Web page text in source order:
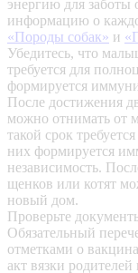
энергию для
информацию о
«Породы собак» и
Убедитесь, что
требуется для
формируется
После достижения
можно отнимать от
такой срок
них формируется
независимость.
щенков или котят
новый дом.
Проверьте
Обязательный
отметками о
акт вязки